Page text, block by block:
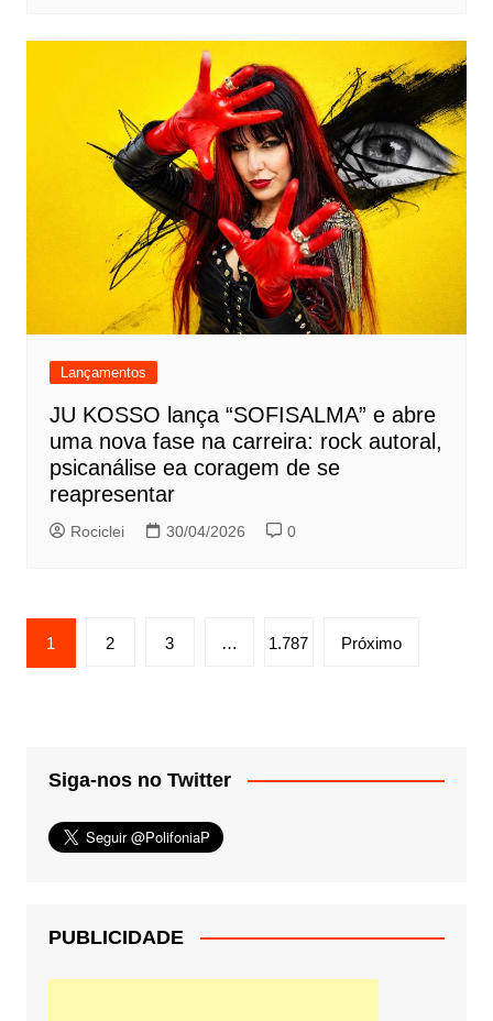
Lançamentos
JU KOSSO lança “SOFISALMA” e abre
uma nova fase na carreira: rock autoral,
psicanálise ea coragem de se
reapresentar
Rociclei 30/04/2026 0
Paginação
de
1 2 3 … 1.787 Próximo
Siga-nos no Twitter
PUBLICIDADE